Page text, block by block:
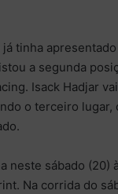
tinha
a segunda
Isack Hadjar
o terceiro lugar,
neste sábado (20)
Na corrida do